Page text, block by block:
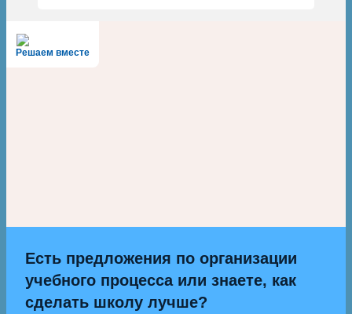
Решаем вместе
Есть предложения по организации
учебного процесса или знаете, как
сделать школу лучше?